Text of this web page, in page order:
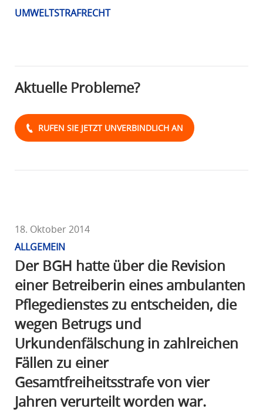
UMWELTSTRAFRECHT
Aktuelle Probleme?
RUFEN SIE JETZT UNVERBINDLICH AN
18. Oktober 2014
ALLGEMEIN
Der BGH hatte über die Revision
einer Betreiberin eines ambulanten
Pflegedienstes zu entscheiden, die
wegen Betrugs und
Urkundenfälschung in zahlreichen
Fällen zu einer
Gesamtfreiheitsstrafe von vier
Jahren verurteilt worden war.